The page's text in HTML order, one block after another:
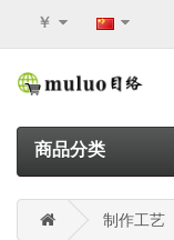
￥
商品分类
制作工艺